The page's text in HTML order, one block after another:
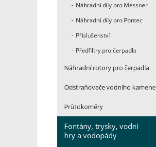
Náhradní díly pro Messner
Náhradní díly pro Pontec
Příslušenství
Předfiltry pro čerpadla
Náhradní rotory pro čerpadla
Odstraňovače vodního kamene
Průtokoměry
Fontány, trysky, vodní
hry a vodopády